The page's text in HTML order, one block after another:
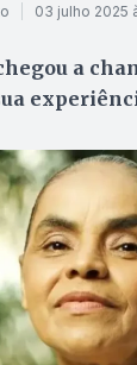
03 julho 2025
a